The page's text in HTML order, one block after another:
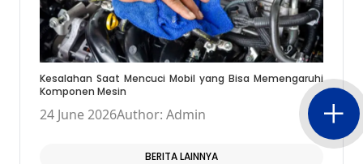
Kesalahan Saat Mencuci Mobil yang Bisa Memengaruhi
Komponen Mesin
24 June 2026Author: Admin
BERITA LAINNYA